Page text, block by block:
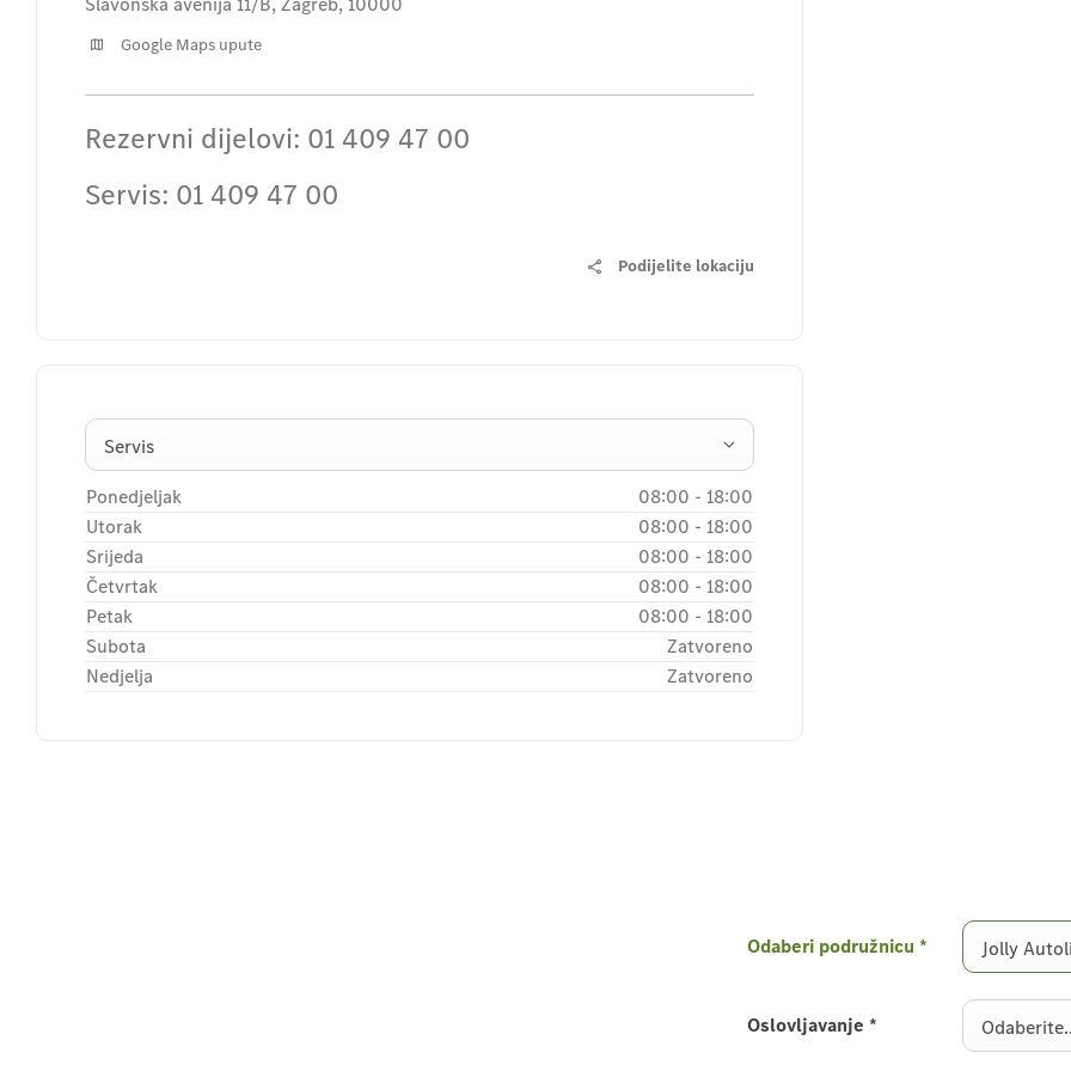
Google Maps upute
Rezervni dijelovi: 01 409 47 00
Servis: 01 409 47 00
Podijelite lokaciju
Servis
Ponedjeljak 08:00 - 18:00
Utorak
08:00 - 18:00
Srijeda
08:00 - 18:00
Četvrtak
08:00 - 18:00
Petak
08:00 - 18:00
Subota
Zatvoreno
Nedjelja
Zatvoreno
Odaberi podružnicu * Jolly
Oslovljavanje *